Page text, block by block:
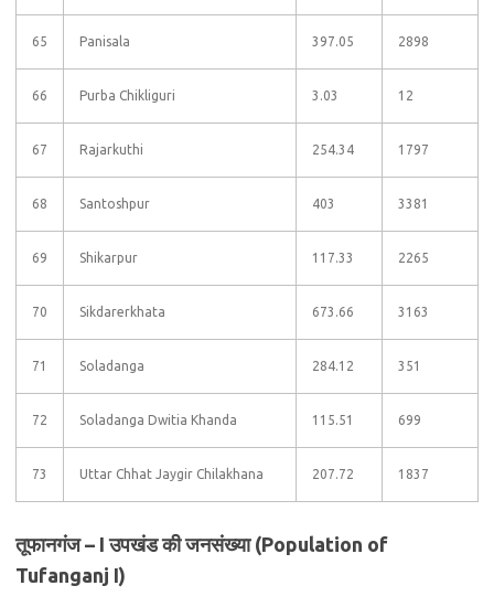
65 Panisala 397.05 2898
66 Purba Chikliguri 3.03 12
67 Rajarkuthi 254.34 1797
68 Santoshpur 403 3381
69 Shikarpur 117.33 2265
70 Sikdarerkhata 673.66 3163
71 Soladanga 284.12 351
72 Soladanga Dwitia Khanda 115.51 699
73 Uttar Chhat Jaygir Chilakhana 207.72 1837
तूफानगंज – I उपखंड की जनसंख्या (Population of
Tufanganj I)